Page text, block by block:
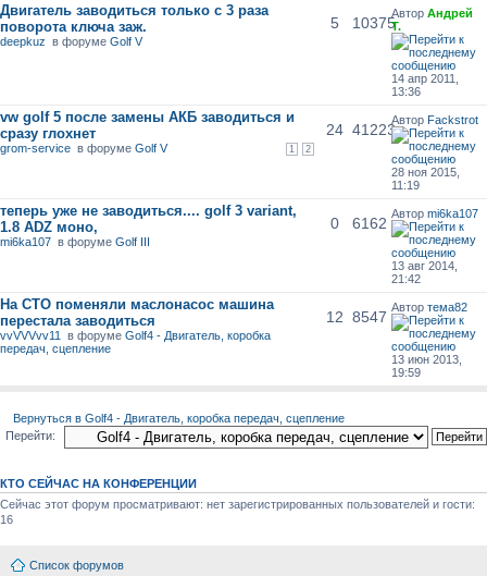
Двигатель заводиться только с 3 раза
поворота ключа заж.
deepkuz в форумеGolf V
5 10375
Автор Андрей
Т.
14 апр 2011,
13:36
vw golf 5 после замены АКБ заводиться и
сразу глохнет
1 2
grom-service в форумеGolf V
24 41223
Автор Fackstrot
28 ноя 2015,
11:19
теперь уже не заводиться.... golf 3 variant,
1.8 ADZ моно,
mi6ka107 в форумеGolf III
0 6162
Автор mi6ka107
13 авг 2014,
21:42
На СТО поменяли маслонасос машина
перестала заводиться
vvVVVvv11 в форумеGolf4 - Двигатель, коробка
передач, сцепление
12 8547
Автор тема82
13 июн 2013,
19:59
Вернуться в Golf4 - Двигатель, коробка передач, сцепление
Перейти:
КТО СЕЙЧАС НА КОНФЕРЕНЦИИ
Сейчас этот форум просматривают: нет зарегистрированных пользователей и гости:
16
Список форумов